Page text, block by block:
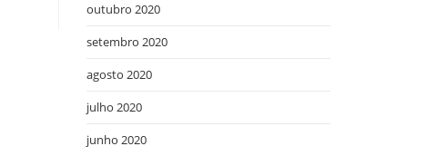
outubro 2020
setembro 2020
agosto 2020
julho 2020
junho 2020